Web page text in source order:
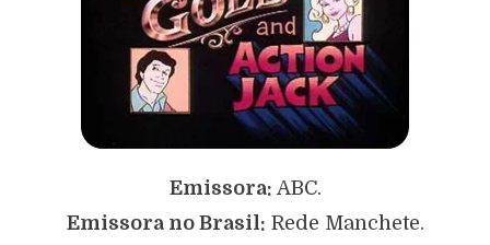
Emissora: ABC.
Emissora no Brasil: Rede Manchete.